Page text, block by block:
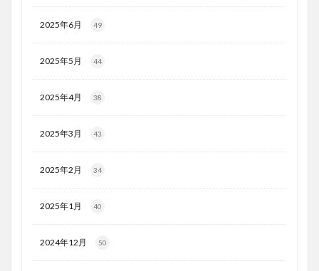
2025年6月 49
2025年5月 44
2025年4月 38
2025年3月 43
2025年2月 34
2025年1月 40
2024年12月 50